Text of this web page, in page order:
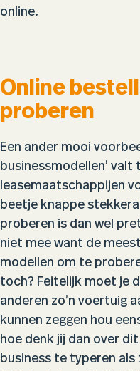
online.
Online
proberen
Een ander mooi
businessmodellen’ valt
leasemaatschappijen
beetje knappe
proberen is dan wel
niet mee want de
modellen om te
toch? Feitelijk moet je
anderen zo’n voertuig
kunnen zeggen hou
hoe denk jij dan over
business te typeren